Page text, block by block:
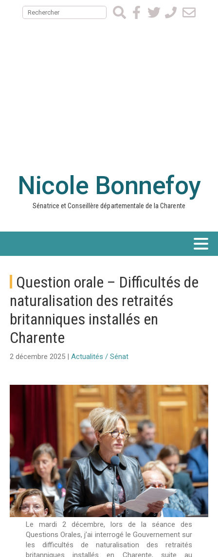
Nicole Bonnefoy
Sénatrice et Conseillère départementale de la Charente
Question orale – Difficultés de
naturalisation des retraités
britanniques installés en
Charente
2 décembre 2025 | Actualités / Sénat
Le mardi 2 décembre, lors de la séance des
Questions Orales, j’ai interrogé le Gouvernement sur
les difficultés de naturalisation des retraités
britanniques installés en Charente, suite au